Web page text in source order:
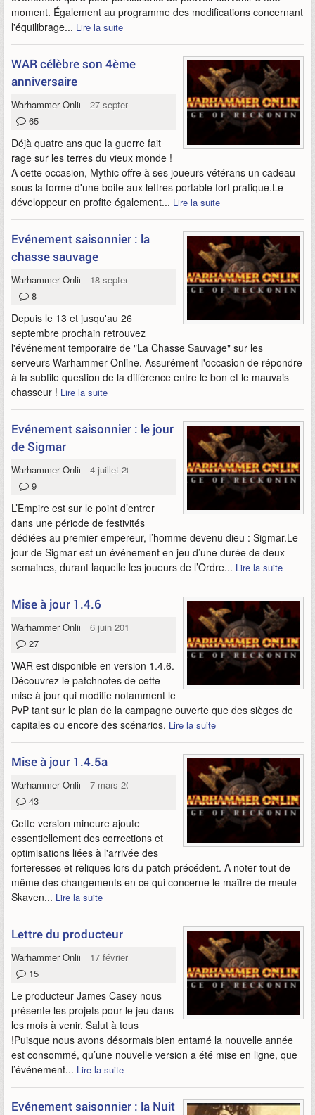
moment. Également au programme des modifications concernant
l'équilibrage... Lire la suite
WAR célèbre son 4ème
anniversaire
Warhammer Online
27 septembre 2012
65
Déjà quatre ans que la guerre fait
rage sur les terres du vieux monde !
A cette occasion, Mythic offre à ses joueurs vétérans un cadeau
sous la forme d'une boite aux lettres portable fort pratique.Le
développeur en profite également... Lire la suite
Evénement saisonnier : la
chasse sauvage
Warhammer Online
18 septembre 2012
8
Depuis le 13 et jusqu'au 26
septembre prochain retrouvez
l'événement temporaire de "La Chasse Sauvage" sur les
serveurs Warhammer Online. Assurément l'occasion de répondre
à la subtile question de la différence entre le bon et le mauvais
chasseur ! Lire la suite
Evénement saisonnier : le jour
de Sigmar
Warhammer Online
4 juillet 2012
9
L’Empire est sur le point d’entrer
dans une période de festivités
dédiées au premier empereur, l’homme devenu dieu : Sigmar.Le
jour de Sigmar est un événement en jeu d’une durée de deux
semaines, durant laquelle les joueurs de l’Ordre... Lire la suite
Mise à jour 1.4.6
Warhammer Online
6 juin 2012
27
WAR est disponible en version 1.4.6.
Découvrez le patchnotes de cette
mise à jour qui modifie notamment le
PvP tant sur le plan de la campagne ouverte que des sièges de
capitales ou encore des scénarios. Lire la suite
Mise à jour 1.4.5a
Warhammer Online
7 mars 2012
43
Cette version mineure ajoute
essentiellement des corrections et
optimisations liées à l'arrivée des
forteresses et reliques lors du patch précédent. A noter tout de
même des changements en ce qui concerne le maître de meute
Skaven... Lire la suite
Lettre du producteur
Warhammer Online
17 février 2012
15
Le producteur James Casey nous
présente les projets pour le jeu dans
les mois à venir. Salut à tous
!Puisque nous avons désormais bien entamé la nouvelle année
est consommé, qu’une nouvelle version a été mise en ligne, que
l’événement... Lire la suite
Evénement saisonnier : la Nuit